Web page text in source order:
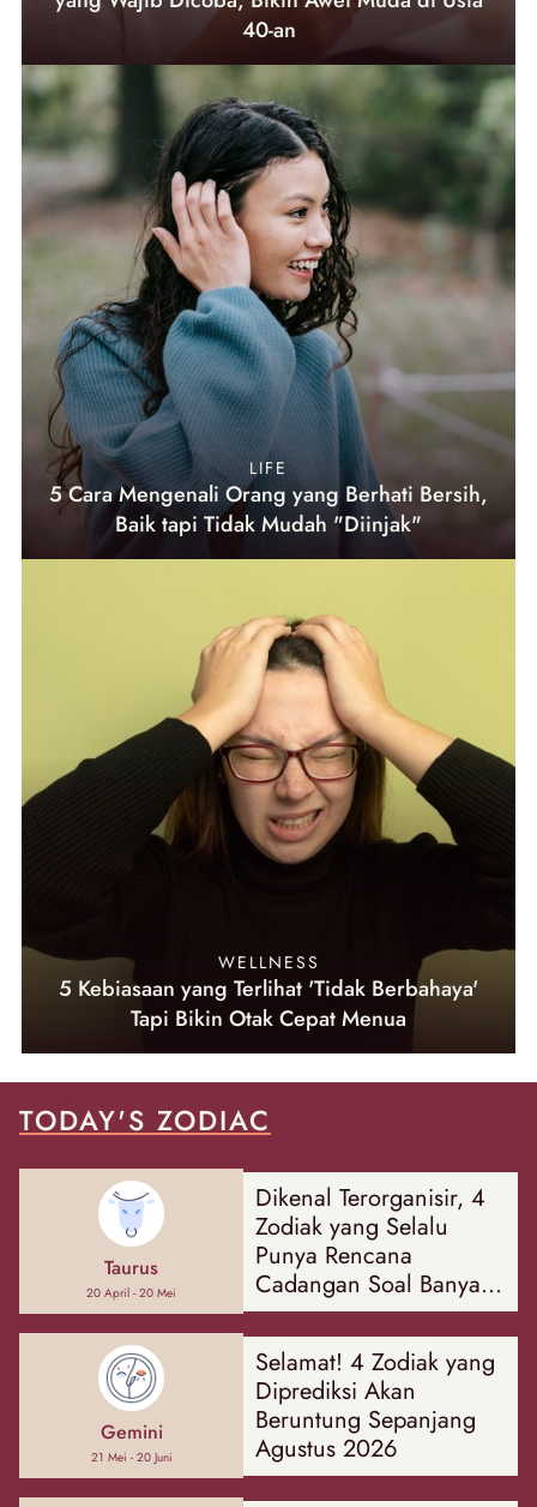
40-an
LIFE
5 Cara Mengenali Orang yang Berhati Bersih,
Baik tapi Tidak Mudah "Diinjak"
WELLNESS
5 Kebiasaan yang Terlihat 'Tidak Berbahaya'
Tapi Bikin Otak Cepat Menua
TODAY'S ZODIAC
Taurus
20 April - 20 Mei
Dikenal Terorganisir, 4
Zodiak yang Selalu
Punya Rencana
Cadangan Soal Banyak
Hal
Gemini
21 Mei - 20 Juni
Selamat! 4 Zodiak yang
Diprediksi Akan
Beruntung Sepanjang
Agustus 2026